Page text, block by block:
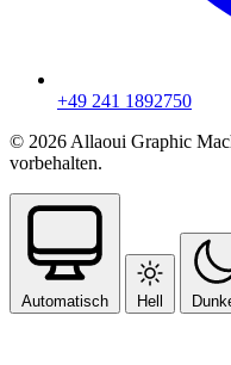
+49 241 1892750
© 2026 Allaoui Graphic
vorbehalten.
Automatisch Hell